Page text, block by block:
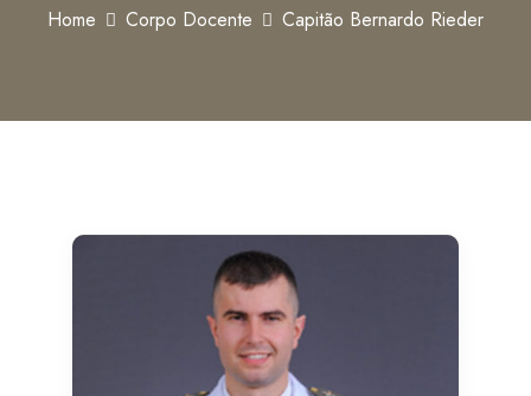
Home Corpo Docente Capitão Bernardo Rieder